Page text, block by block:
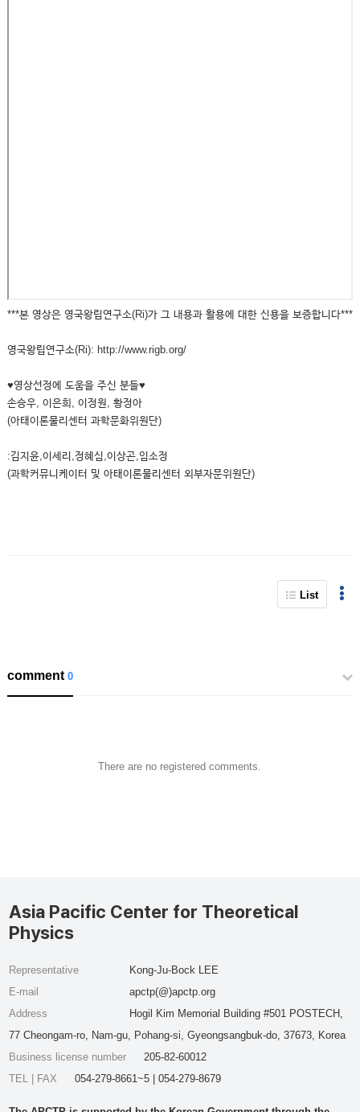
***본 영상은 영국왕립연구소(Ri)가 그 내용과 활용에 대한 신용을 보증합니다***
영국왕립연구소(Ri): http://www.rigb.org/
♥영상선정에 도움을 주신 분들♥
손승우, 이은희, 이정원, 황정아
(아태이론물리센터 과학문화위원단)
:김지윤,이세리,정혜심,이상곤,임소정
(과학커뮤니케이터 및 아태이론물리센터 외부자문위원단)
List
comment0
There are no registered comments.
Asia Pacific Center for Theoretical
Physics
Representative
Kong-Ju-Bock LEE
E-mail
apctp(@)apctp.org
Address
Hogil Kim Memorial Building #501 POSTECH,
77 Cheongam-ro, Nam-gu, Pohang-si, Gyeongsangbuk-do, 37673, Korea
Business license number
205-82-60012
TEL | FAX
054-279-8661~5 | 054-279-8679